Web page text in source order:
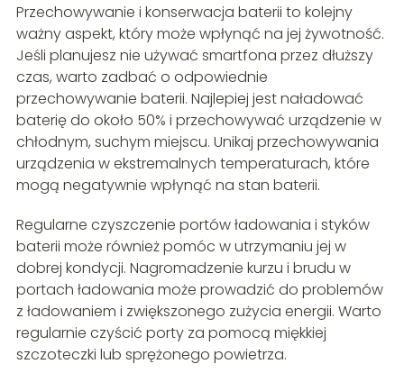
Przechowywanie i konserwacja baterii to kolejny
ważny aspekt, który może wpłynąć na jej żywotność.
Jeśli planujesz nie używać smartfona przez dłuższy
czas, warto zadbać o odpowiednie
przechowywanie baterii. Najlepiej jest naładować
baterię do około 50% i przechowywać urządzenie w
chłodnym, suchym miejscu. Unikaj przechowywania
urządzenia w ekstremalnych temperaturach, które
mogą negatywnie wpłynąć na stan baterii.
Regularne czyszczenie portów ładowania i styków
baterii może również pomóc w utrzymaniu jej w
dobrej kondycji. Nagromadzenie kurzu i brudu w
portach ładowania może prowadzić do problemów
z ładowaniem i zwiększonego zużycia energii. Warto
regularnie czyścić porty za pomocą miękkiej
szczoteczki lub sprężonego powietrza.